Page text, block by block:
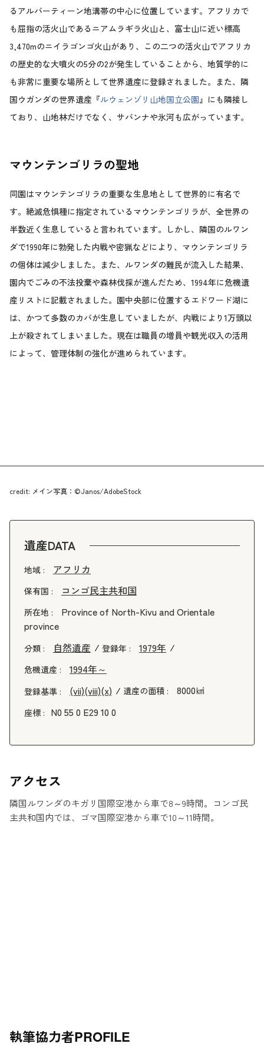
るアルバーティーン地溝帯の中心に位置しています。アフリカで
も屈指の活火山であるニアムラギラ火山と、富士山に近い標高
3,470mのニイラゴンゴ火山があり、この二つの活火山でアフリカ
の歴史的な大噴火の5分の2が発生していることから、地質学的に
も非常に重要な場所として世界遺産に登録されました。また、隣
国ウガンダの世界遺産『ルウェンゾリ山地国立公園』にも隣接し
ており、山地林だけでなく、サバンナや氷河も広がっています。
マウンテンゴリラの聖地
同園はマウンテンゴリラの重要な生息地として世界的に有名で
す。絶滅危惧種に指定されているマウンテンゴリラが、全世界の
半数近く生息していると言われています。しかし、隣国のルワン
ダで1990年に勃発した内戦や密猟などにより、マウンテンゴリラ
の個体は減少しました。また、ルワンダの難民が流入した結果、
園内でごみの不法投棄や森林伐採が進んだため、1994年に危機遺
産リストに記載されました。園中央部に位置するエドワード湖に
は、かつて多数のカバが生息していましたが、内戦により1万頭以
上が殺されてしまいました。現在は職員の増員や観光収入の活用
によって、管理体制の強化が進められています。
credit: メイン写真：©Janos/AdobeStock
遺産DATA
地域 : アフリカ
保有国 : コンゴ民主共和国
所在地 :
Province of North-Kivu and Orientale
province
分類 : 自然遺産 登録年 : 1979年
危機遺産 : 1994年～
登録基準 : (vii)(viii)(x) 遺産の面積 : 8000㎢
座標 : N0 55 0 E29 10 0
アクセス
隣国ルワンダのキガリ国際空港から車で8～9時間。コンゴ民
主共和国内では、ゴマ国際空港から車で10～11時間。
執筆協力者PROFILE